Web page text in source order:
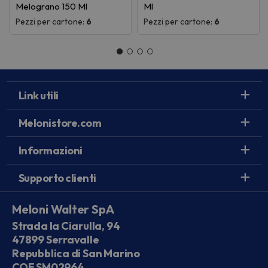
Melograno 150 Ml
Pezzi per cartone: 6
Ml
Pezzi per cartone: 6
Link utili
Melonistore.com
Informazioni
Supporto clienti
Meloni Walter SpA
Strada la Ciarulla, 94
47899 Serravalle
Repubblica di San Marino